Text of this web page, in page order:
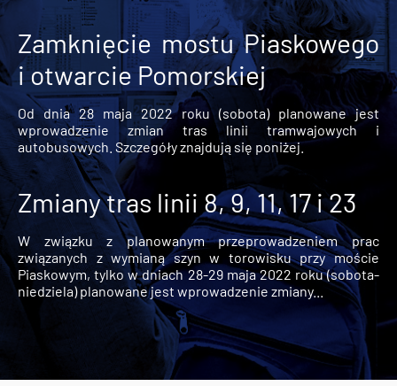
Zamknięcie mostu Piaskowego
i otwarcie Pomorskiej
Od dnia 28 maja 2022 roku (sobota) planowane jest
wprowadzenie zmian tras linii tramwajowych i
autobusowych. Szczegóły znajdują się poniżej.
Zmiany tras linii 8, 9, 11, 17 i 23
W związku z planowanym przeprowadzeniem prac
związanych z wymianą szyn w torowisku przy moście
Piaskowym, tylko w dniach 28-29 maja 2022 roku (sobota-
niedziela) planowane jest wprowadzenie zmiany...